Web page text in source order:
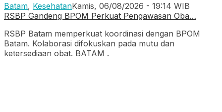
Batam, KesehatanKamis, 06/08/2026 - 19:14 WIB
RSBP Gandeng BPOM Perkuat Pengawasan Oba…
RSBP Batam memperkuat koordinasi dengan BPOM
Batam. Kolaborasi difokuskan pada mutu dan
ketersediaan obat. BATAM .